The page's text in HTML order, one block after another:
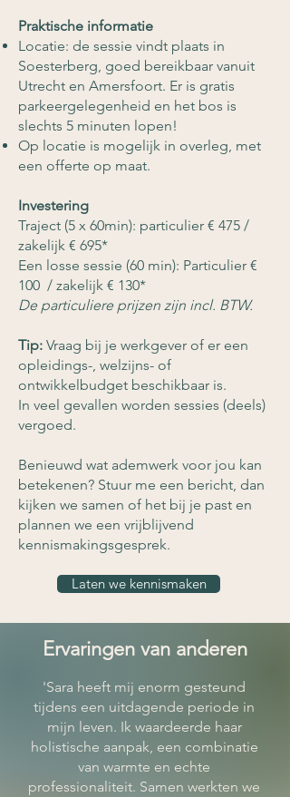
Praktische informatie
Locatie: de sessie vindt plaats in
Soesterberg, goed bereikbaar vanuit
Utrecht en Amersfoort. Er is gratis
parkeergelegenheid en het bos is
slechts 5 minuten lopen!
Op locatie is mogelijk in overleg, met
een offerte op maat.
Investering
Traject (5 x 60min): particulier € 475 /
zakelijk € 695*
Een losse sessie (60 min): Particulier €
100 / zakelijk € 130*
De particuliere prijzen zijn incl. BTW.
Tip: Vraag bij je werkgever of er een
opleidings-, welzijns- of
ontwikkelbudget beschikbaar is.
In veel gevallen worden sessies (deels)
vergoed.
Benieuwd wat ademwerk voor jou kan
betekenen? Stuur me een bericht, dan
kijken we samen of het bij je past en
plannen we een vrijblijvend
kennismakingsgesprek.
Laten we kennismaken
Ervaringen van anderen
'Sara heeft mij enorm gesteund
tijdens een uitdagende periode in
mijn leven. Ik waardeerde haar
holistische aanpak, een combinatie
van warmte en echte
professionaliteit. Samen werkten we